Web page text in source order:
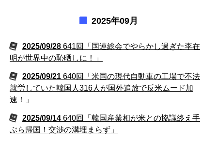
2025年09月
2025/09/28 641回「国連総会でやらかし過ぎた李在
明が世界中の恥晒しに！」
2025/09/21 640回「米国の現代自動車の工場で不法
就労していた韓国人316人が国外追放で反米ムード加
速！」
2025/09/14 640回「韓国産業相が米との協議終え手
ぶら帰国！交渉の溝埋まらず」